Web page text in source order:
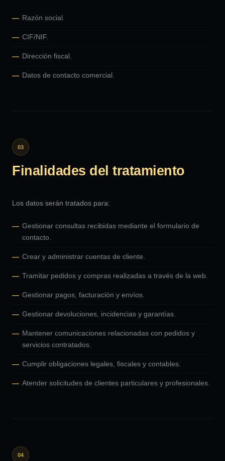
Razón social.
CIF/NIF.
Dirección fiscal.
Datos de contacto comercial.
03
Finalidades del tratamiento
Los datos serán tratados para:
Gestionar consultas recibidas mediante el formulario de
contacto.
Crear y administrar cuentas de cliente.
Tramitar pedidos y compras realizadas a través de la web.
Gestionar pagos, facturación y envíos.
Gestionar devoluciones, incidencias y garantías.
Mantener comunicaciones relacionadas con pedidos y
servicios contratados.
Cumplir obligaciones legales, fiscales y contables.
Atender solicitudes de clientes particulares y profesionales.
04